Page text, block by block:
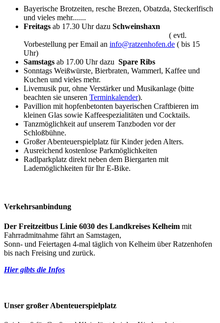
Bayerische Brotzeiten, resche Brezen, Obatzda, Steckerlfisch
und vieles mehr.......
Freitags ab 17.30 Uhr dazu Schweinshaxn
( evtl.
Vorbestellung per Email an info@ratzenhofen.de ( bis 15
Uhr)
Samstags ab 17.00 Uhr dazu Spare Ribs
Sonntags Weißwürste, Bierbraten, Wammerl, Kaffee und
Kuchen und vieles mehr.
Livemusik pur, ohne Verstärker und Musikanlage (bitte
beachten sie unseren Terminkalender).
Pavillion mit hopfenbetonten bayerischen Craftbieren im
kleinen Glas sowie Kaffeespezialitäten und Cocktails.
Tanzmöglichkeit auf unserem Tanzboden vor der
Schloßbühne.
Großer Abenteuerspielplatz für Kinder jeden Alters.
Ausreichend kostenlose Parkmöglichkeiten
Radlparkplatz direkt neben dem Biergarten mit
Lademöglichkeiten für Ihr E-Bike.
Verkehrsanbindung
Der Freitzeitbus Linie 6030 des Landkreises Kelheim mit
Fahrradmitnahme fährt an Samstagen,
Sonn- und Feiertagen 4-mal täglich von Kelheim über Ratzenhofen
bis nach Freising und zurück.
Hier gibts die Infos
Unser großer Abenteuerspielplatz